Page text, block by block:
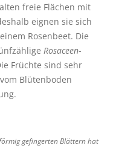
freie Flächen mit
eignen sie sich
Rosenbeet. Die
Rosaceen-
Früchte sind sehr
Blütenboden
gefingerten Blättern hat